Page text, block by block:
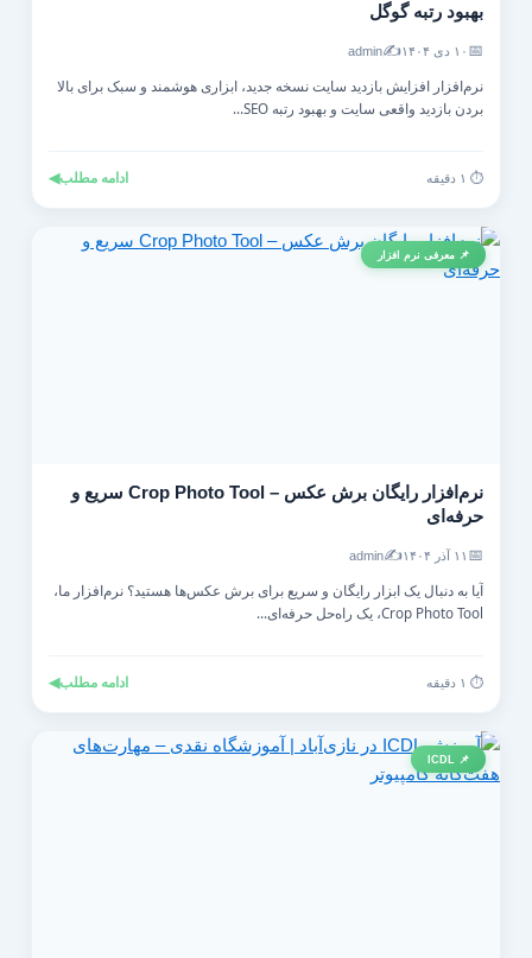
بهبود رتبه گوگل
۱۰ دی ۱۴۰۴ ✍️
admin
نرم‌افزار افزایش بازدید سایت نسخه جدید، ابزاری هوشمند و سبک برای بالا
بردن بازدید واقعی سایت و بهبود رتبه SEO...
ادامه مطلب◀
📌 معرفی نرم افزار
نرم‌افزار رایگان برش عکس – Crop Photo Tool سریع و
حرفه‌ای
۱۱ آذر ۱۴۰۴ ✍️
admin
آیا به دنبال یک ابزار رایگان و سریع برای برش عکس‌ها هستید؟ نرم‌افزار ما،
Crop Photo Tool، یک راه‌حل حرفه‌ای...
ادامه مطلب◀
📌 ICDL